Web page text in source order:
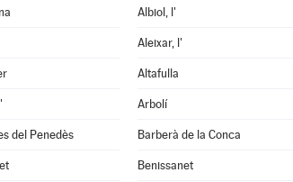
Albiol, l'
Aleixar, l'
Altafulla
Arbolí
del Penedès Barberà de la Conca
Benissanet